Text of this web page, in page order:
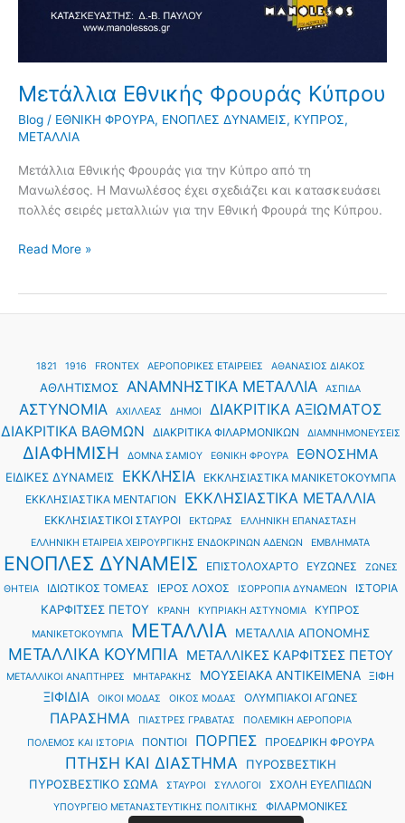
Μετάλλια Εθνικής Φρουράς Κύπρου
Blog / ΕΘΝΙΚΗ ΦΡΟΥΡΑ, ΕΝΟΠΛΕΣ ΔΥΝΑΜΕΙΣ, ΚΥΠΡΟΣ,
ΜΕΤΑΛΛΙΑ
Μετάλλια Εθνικής Φρουράς για την Κύπρο από τη
Μανωλέσος. Η Μανωλέσος έχει σχεδιάζει και κατασκευάσει
πολλές σειρές μεταλλιών για την Εθνική Φρουρά της Κύπρου.
Read More »
1821 1916 FRONTEX ΑΕΡΟΠΟΡΙΚΕΣ ΕΤΑΙΡΕΙΕΣ ΑΘΑΝΑΣΙΟΣ ΔΙΑΚΟΣ
ΑΘΛΗΤΙΣΜΟΣ ΑΝΑΜΝΗΣΤΙΚΑ ΜΕΤΑΛΛΙΑ ΑΣΠΙΔΑ
ΑΣΤΥΝΟΜΙΑ ΑΧΙΛΛΕΑΣ ΔΗΜΟΙ ΔΙΑΚΡΙΤΙΚΑ ΑΞΙΩΜΑΤΟΣ
ΔΙΑΚΡΙΤΙΚΑ ΒΑΘΜΩΝ ΔΙΑΚΡΙΤΙΚΑ ΦΙΛΑΡΜΟΝΙΚΩΝ ΔΙΑΜΝΗΜΟΝΕΥΣΕΙΣ
ΔΙΑΦΗΜΙΣΗ ΔΟΜΝΑ ΣΑΜΙΟΥ ΕΘΝΙΚΗ ΦΡΟΥΡΑ ΕΘΝΟΣΗΜΑ
ΕΙΔΙΚΕΣ ΔΥΝΑΜΕΙΣ ΕΚΚΛΗΣΙΑ
ΕΚΚΛΗΣΙΑΣΤΙΚΑ ΜΑΝΙΚΕΤΟΚΟΥΜΠΑ
ΕΚΚΛΗΣΙΑΣΤΙΚΑ ΜΕΝΤΑΓΙΟΝ
ΕΚΚΛΗΣΙΑΣΤΙΚΑ ΜΕΤΑΛΛΙΑ
ΕΚΚΛΗΣΙΑΣΤΙΚΟΙ ΣΤΑΥΡΟΙ ΕΚΤΩΡΑΣ
ΕΛΛΗΝΙΚΗ ΕΠΑΝΑΣΤΑΣΗ
ΕΛΛΗΝΙΚΗ ΕΤΑΙΡΕΙΑ ΧΕΙΡΟΥΡΓΙΚΗΣ ΕΝΔΟΚΡΙΝΩΝ ΑΔΕΝΩΝ
ΕΜΒΛΗΜΑΤΑ
ΕΝΟΠΛΕΣ ΔΥΝΑΜΕΙΣ ΕΠΙΣΤΟΛΟΧΑΡΤΟ ΕΥΖΩΝΕΣ
ΖΩΝΕΣ
ΘΗΤΕΙΑ
ΙΔΙΩΤΙΚΟΣ ΤΟΜΕΑΣ ΙΕΡΟΣ ΛΟΧΟΣ ΙΣΟΡΡΟΠΙΑ ΔΥΝΑΜΕΩΝ ΙΣΤΟΡΙΑ
ΚΑΡΦΙΤΣΕΣ ΠΕΤΟΥ ΚΡΑΝΗ ΚΥΠΡΙΑΚΗ ΑΣΤΥΝΟΜΙΑ ΚΥΠΡΟΣ
ΜΑΝΙΚΕΤΟΚΟΥΜΠΑ ΜΕΤΑΛΛΙΑ ΜΕΤΑΛΛΙΑ ΑΠΟΝΟΜΗΣ
ΜΕΤΑΛΛΙΚΑ ΚΟΥΜΠΙΑ ΜΕΤΑΛΛΙΚΕΣ ΚΑΡΦΙΤΣΕΣ ΠΕΤΟΥ
ΜΕΤΑΛΛΙΚΟΙ ΑΝΑΠΤΗΡΕΣ ΜΗΤΑΡΑΚΗΣ ΜΟΥΣΕΙΑΚΑ ΑΝΤΙΚΕΙΜΕΝΑ ΞΙΦΗ
ΞΙΦΙΔΙΑ ΟΙΚΟΙ ΜΟΔΑΣ ΟΙΚΟΣ ΜΟΔΑΣ ΟΛΥΜΠΙΑΚΟΙ ΑΓΩΝΕΣ
ΠΑΡΑΣΗΜΑ ΠΙΑΣΤΡΕΣ ΓΡΑΒΑΤΑΣ
ΠΟΛΕΜΙΚΗ ΑΕΡΟΠΟΡΙΑ
ΠΟΛΕΜΟΣ ΚΑΙ ΙΣΤΟΡΙΑ
ΠΟΝΤΙΟΙ ΠΟΡΠΕΣ ΠΡΟΕΔΡΙΚΗ ΦΡΟΥΡΑ
ΠΤΗΣΗ ΚΑΙ ΔΙΑΣΤΗΜΑ
ΠΥΡΟΣΒΕΣΤΙΚΗ
ΠΥΡΟΣΒΕΣΤΙΚΟ ΣΩΜΑ
ΣΤΑΥΡΟΙ ΣΥΛΛΟΓΟΙ ΣΧΟΛΗ ΕΥΕΛΠΙΔΩΝ
ΥΠΟΥΡΓΕΙΟ ΜΕΤΑΝΑΣΤΕΥΤΙΚΗΣ ΠΟΛΙΤΙΚΗΣ ΦΙΛΑΡΜΟΝΙΚΕΣ